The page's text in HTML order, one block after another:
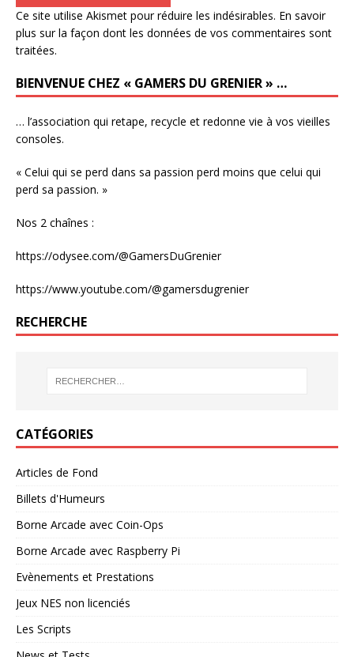
Ce site utilise Akismet pour réduire les indésirables. En savoir
plus sur la façon dont les données de vos commentaires sont
traitées.
BIENVENUE CHEZ « GAMERS DU GRENIER » …
… l’association qui retape, recycle et redonne vie à vos vieilles
consoles.
« Celui qui se perd dans sa passion perd moins que celui qui
perd sa passion. »
Nos 2 chaînes :
https://odysee.com/@GamersDuGrenier
https://www.youtube.com/@gamersdugrenier
RECHERCHE
CATÉGORIES
Articles de Fond
Billets d'Humeurs
Borne Arcade avec Coin-Ops
Borne Arcade avec Raspberry Pi
Evènements et Prestations
Jeux NES non licenciés
Les Scripts